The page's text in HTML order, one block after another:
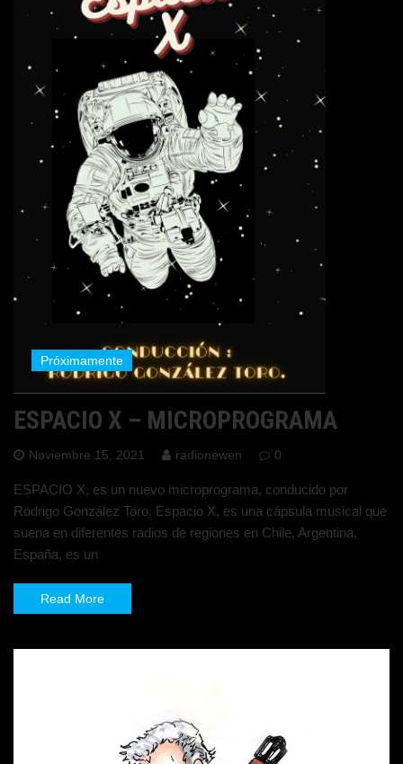
Próximamente
ESPACIO X – MICROPROGRAMA
Noviembre 15, 2021 radionewen 0
ESPACIO X, es un nuevo microprograma, conducido por
Rodrigo González Toro. Espacio X, es una cápsula musical que
suena en diferentes radios de regiones en Chile, Argentina,
España, es un
Read More